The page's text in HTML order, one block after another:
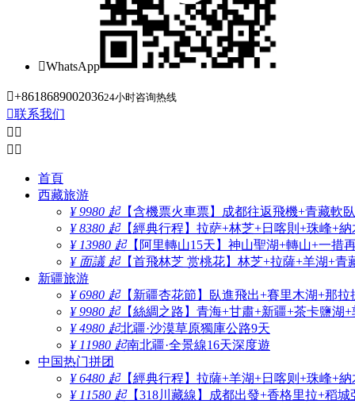
WhatsApp
+861868900203624小时咨询热线
联系我们
 
 
首頁
西藏旅游
¥ 9980 起【含機票火車票】成都往返飛機+青藏軟
¥ 8380 起【經典行程】拉萨+林芝+日喀則+珠峰+納
¥ 13980 起【阿里轉山15天】神山聖湖+轉山+一措
¥ 面議 起【首飛林芝 赏桃花】林芝+拉薩+羊湖+青
新疆旅游
¥ 6980 起【新疆杏花節】臥進飛出+賽里木湖+那
¥ 9980 起【絲綢之路】青海+甘肅+新疆+茶卡鹽湖
¥ 4980 起北疆·沙漠草原獨庫公路9天
¥ 11980 起南北疆·全景線16天深度遊
中国热门拼团
¥ 6480 起【經典行程】拉薩+羊湖+日喀则+珠峰+
¥ 11580 起【318川藏線】成都出發+香格里拉+稻